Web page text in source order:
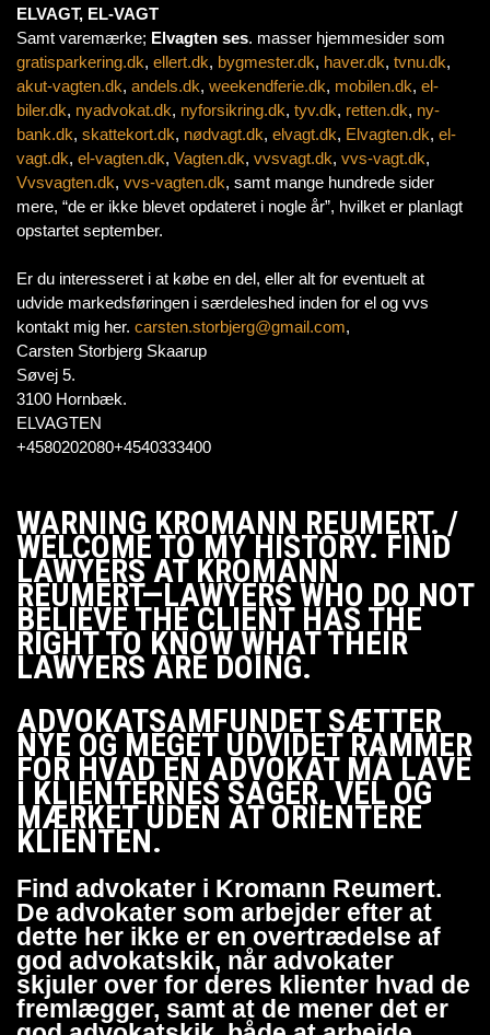
ELVAGT, EL-VAGT
Samt varemærke; Elvagten ses. masser hjemmesider som
gratisparkering.dk, ellert.dk, bygmester.dk, haver.dk, tvnu.dk,
akut-vagten.dk, andels.dk, weekendferie.dk, mobilen.dk, el-
biler.dk, nyadvokat.dk, nyforsikring.dk, tyv.dk, retten.dk, ny-
bank.dk, skattekort.dk, nødvagt.dk, elvagt.dk, Elvagten.dk, el-
vagt.dk, el-vagten.dk, Vagten.dk, vvsvagt.dk, vvs-vagt.dk,
Vvsvagten.dk, vvs-vagten.dk, samt mange hundrede sider
mere, “de er ikke blevet opdateret i nogle år”, hvilket er planlagt
opstartet september.
Er du interesseret i at købe en del, eller alt for eventuelt at
udvide markedsføringen i særdeleshed inden for el og vvs
kontakt mig her. carsten.storbjerg@gmail.com,
Carsten Storbjerg Skaarup
Søvej 5.
3100 Hornbæk.
ELVAGTEN
+4580202080+4540333400
WARNING KROMANN REUMERT. /
WELCOME TO MY HISTORY. FIND
LAWYERS AT KROMANN
REUMERT—LAWYERS WHO DO NOT
BELIEVE THE CLIENT HAS THE
RIGHT TO KNOW WHAT THEIR
LAWYERS ARE DOING.
ADVOKATSAMFUNDET SÆTTER
NYE OG MEGET UDVIDET RAMMER
FOR HVAD EN ADVOKAT MÅ LAVE
I KLIENTERNES SAGER, VEL OG
MÆRKET UDEN AT ORIENTERE
KLIENTEN.
Find advokater i Kromann Reumert.
De advokater som arbejder efter at
dette her ikke er en overtrædelse af
god advokatskik, når advokater
skjuler over for deres klienter hvad de
fremlægger, samt at de mener det er